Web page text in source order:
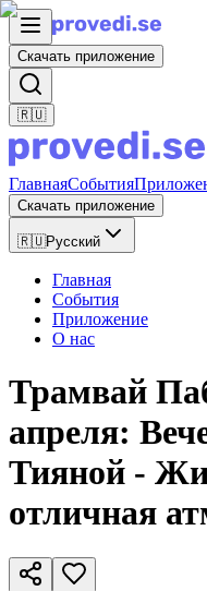
Скачать приложение
🇷🇺
ГлавнаяСобытия
Скачать приложение
🇷🇺Русский
Главная
События
Приложение
О нас
Трамвай
апреля:
Тияной -
отличная